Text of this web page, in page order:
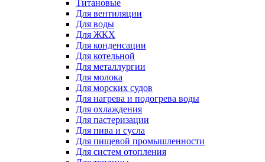
Титановые
Для вентиляции
Для воды
Для ЖКХ
Для конденсации
Для котельной
Для металлургии
Для молока
Для морских судов
Для нагрева и подогрева воды
Для охлаждения
Для пастеризации
Для пива и сусла
Для пищевой промышленности
Для систем отопления